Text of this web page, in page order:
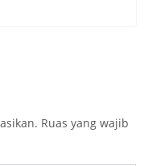
Ruas yang wajib